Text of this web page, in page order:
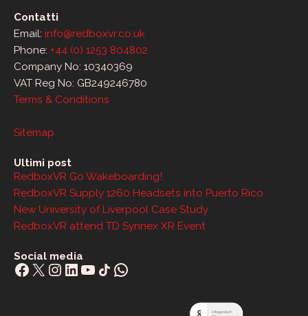
Contatti
Email: info@redboxvr.co.uk
Phone: +44 (0) 1253 804802
Company No: 10340369
VAT Reg No: GB249246780
Terms & Conditions
Sitemap
Ultimi post
RedboxVR Go Wakeboarding!
RedboxVR Supply 1260 Headsets into Puerto Rico
New University of Liverpool Case Study
RedboxVR attend TD Synnex XR Event
Social media
Facebook
X Instagram
LinkedIn
YouTube
Share IconWhatsApp